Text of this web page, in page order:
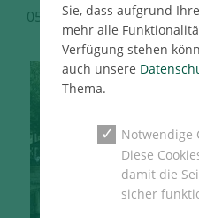
05.07.2018 Hamburg
Sie, dass aufgrund
mehr alle
Verfügung stehen
auch unsere
Thema.
Notwendige
Diese
damit die
sicher